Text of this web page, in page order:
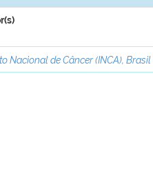
Nacional de Câncer (INCA), Brasil